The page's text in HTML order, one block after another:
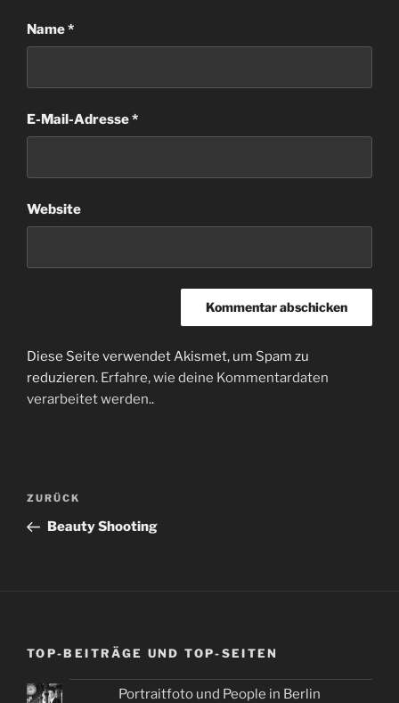
Name*
E-Mail-Adresse*
Website
Diese Seite verwendet Akismet, um Spam zu
reduzieren. Erfahre, wie deine Kommentardaten
verarbeitet werden..
Beitragsnavigation
Vorheriger
Beitrag
ZURÜCK
Beauty Shooting
TOP-BEITRÄGE UND TOP-SEITEN
Portraitfoto und People in Berlin